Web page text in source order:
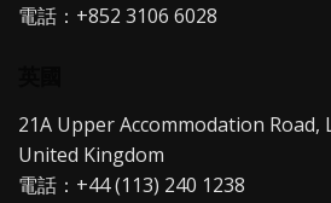
電話：+852 3106 6028
21A Upper Accommodation Road,
United Kingdom
電話：+44 (113) 240 1238